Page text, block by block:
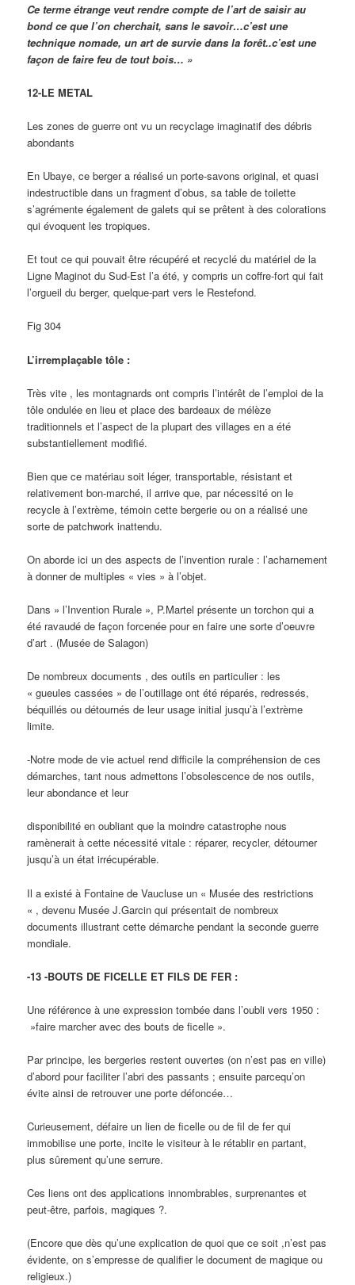
Ce terme étrange veut rendre compte de l’art de saisir au
bond ce que l’on cherchait, sans le savoir…c’est une
technique nomade, un art de survie dans la forêt..c’est une
façon de faire feu de tout bois… »
12-LE METAL
Les zones de guerre ont vu un recyclage imaginatif des débris
abondants
En Ubaye, ce berger a réalisé un porte-savons original, et quasi
indestructible dans un fragment d’obus, sa table de toilette
s’agrémente également de galets qui se prêtent à des colorations
qui évoquent les tropiques.
Et tout ce qui pouvait être récupéré et recyclé du matériel de la
Ligne Maginot du Sud-Est l’a été, y compris un coffre-fort qui fait
l’orgueil du berger, quelque-part vers le Restefond.
Fig 304
L’irremplaçable tôle :
Très vite , les montagnards ont compris l’intérêt de l’emploi de la
tôle ondulée en lieu et place des bardeaux de mélèze
traditionnels et l’aspect de la plupart des villages en a été
substantiellement modifié.
Bien que ce matériau soit léger, transportable, résistant et
relativement bon-marché, il arrive que, par nécessité on le
recycle à l’extrème, témoin cette bergerie ou on a réalisé une
sorte de patchwork inattendu.
On aborde ici un des aspects de l’invention rurale : l’acharnement
à donner de multiples « vies » à l’objet.
Dans » l’Invention Rurale », P.Martel présente un torchon qui a
été ravaudé de façon forcenée pour en faire une sorte d’oeuvre
d’art . (Musée de Salagon)
De nombreux documents , des outils en particulier : les
« gueules cassées » de l’outillage ont été réparés, redressés,
béquillés ou détournés de leur usage initial jusqu’à l’extrème
limite.
-Notre mode de vie actuel rend difficile la compréhension de ces
démarches, tant nous admettons l’obsolescence de nos outils,
leur abondance et leur
disponibilité en oubliant que la moindre catastrophe nous
ramènerait à cette nécessité vitale : réparer, recycler, détourner
jusqu’à un état irrécupérable.
Il a existé à Fontaine de Vaucluse un « Musée des restrictions
« , devenu Musée J.Garcin qui présentait de nombreux
documents illustrant cette démarche pendant la seconde guerre
mondiale.
-13 -BOUTS DE FICELLE ET FILS DE FER :
Une référence à une expression tombée dans l’oubli vers 1950 :
»faire marcher avec des bouts de ficelle ».
Par principe, les bergeries restent ouvertes (on n’est pas en ville)
d’abord pour faciliter l’abri des passants ; ensuite parcequ’on
évite ainsi de retrouver une porte défoncée…
Curieusement, défaire un lien de ficelle ou de fil de fer qui
immobilise une porte, incite le visiteur à le rétablir en partant,
plus sûrement qu’une serrure.
Ces liens ont des applications innombrables, surprenantes et
peut-être, parfois, magiques ?.
(Encore que dès qu’une explication de quoi que ce soit ,n’est pas
évidente, on s’empresse de qualifier le document de magique ou
religieux.)